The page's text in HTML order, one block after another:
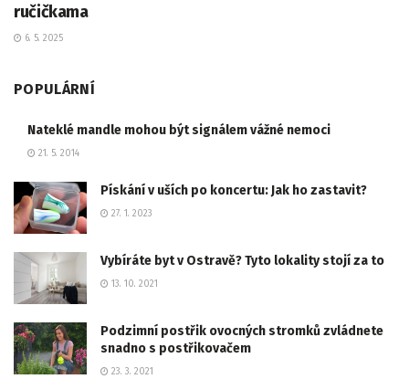
ručičkama
6. 5. 2025
POPULÁRNÍ
Nateklé mandle mohou být signálem vážné nemoci
21. 5. 2014
Pískání v uších po koncertu: Jak ho zastavit?
27. 1. 2023
Vybíráte byt v Ostravě? Tyto lokality stojí za to
13. 10. 2021
Podzimní postřik ovocných stromků zvládnete
snadno s postřikovačem
23. 3. 2021